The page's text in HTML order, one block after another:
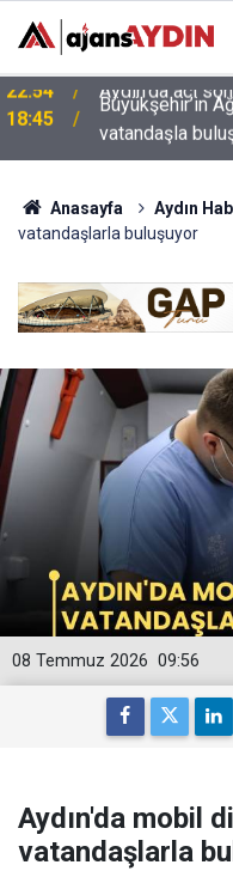
18:45
Büyükşehir’in
vatandaşla
Anasayfa Aydın
vatandaşlarla buluşuyor
09:56
08 Temmuz 2026
Aydın'da mobil
vatandaşlarla